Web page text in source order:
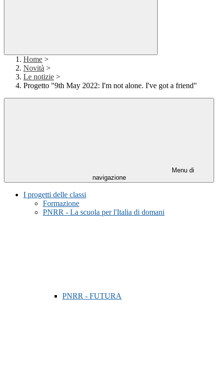
Home >
Novità >
Le notizie >
Progetto "9th May 2022: I'm not alone. I've got a friend"
Menu di
navigazione
I progetti delle classi
Formazione
PNRR - La scuola per l'Italia di domani
PNRR - FUTURA